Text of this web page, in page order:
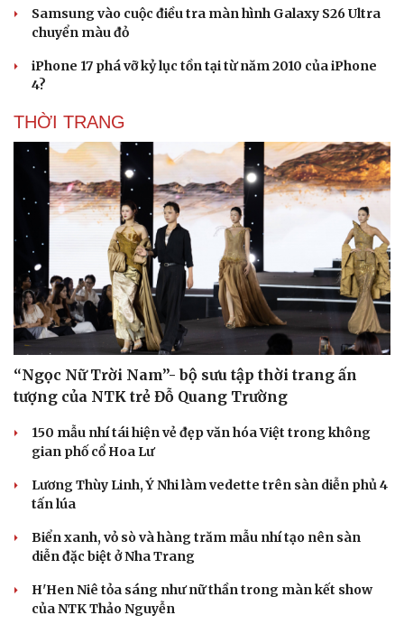
Văn hóa
Văn học
Âm nhạc
Giải trí
Thời trang
Samsung vào cuộc điều tra màn hình Galaxy S26 Ultra
chuyển màu đỏ
iPhone 17 phá vỡ kỷ lục tồn tại từ năm 2010 của iPhone
4?
THỜI TRANG
“Ngọc Nữ Trời Nam”- bộ sưu tập thời trang ấn
tượng của NTK trẻ Đỗ Quang Trường
150 mẫu nhí tái hiện vẻ đẹp văn hóa Việt trong không
gian phố cổ Hoa Lư
Lương Thùy Linh, Ý Nhi làm vedette trên sàn diễn phủ 4
tấn lúa
Biển xanh, vỏ sò và hàng trăm mẫu nhí tạo nên sàn
diễn đặc biệt ở Nha Trang
H'Hen Niê tỏa sáng như nữ thần trong màn kết show
của NTK Thảo Nguyễn